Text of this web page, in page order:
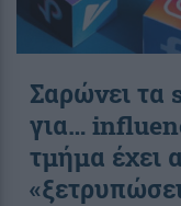
Σαρώνει
για…
τμήμα έχει